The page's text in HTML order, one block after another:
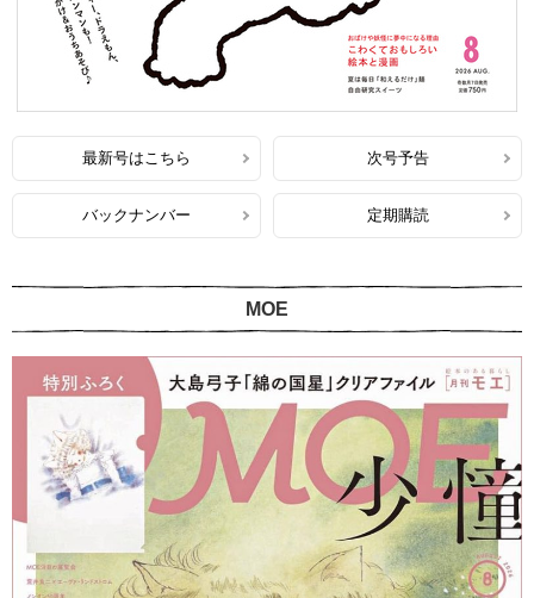
最新号はこちら 次号予告
バックナンバー 定期購読
MOE